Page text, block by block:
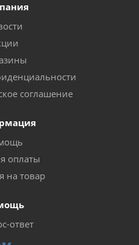
соглашение
оплаты
на товар
ответ